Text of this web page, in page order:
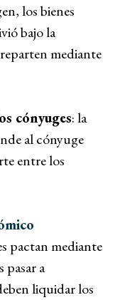
los bienes
bajo la
mediante
cónyuges: la
al cónyuge
entre los
pactan mediante
pasar a
liquidar los